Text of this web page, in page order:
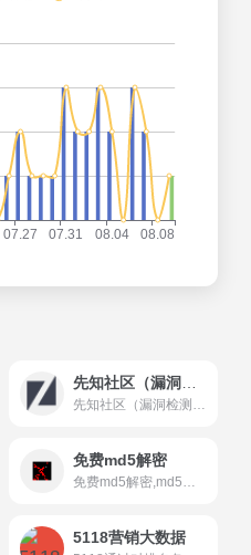
先知社区（漏洞检测）
先知社区（漏洞检测）技术文章
免费md5解密
免费md5解密,md5在线查询破解,XMD5
5118营销大数据